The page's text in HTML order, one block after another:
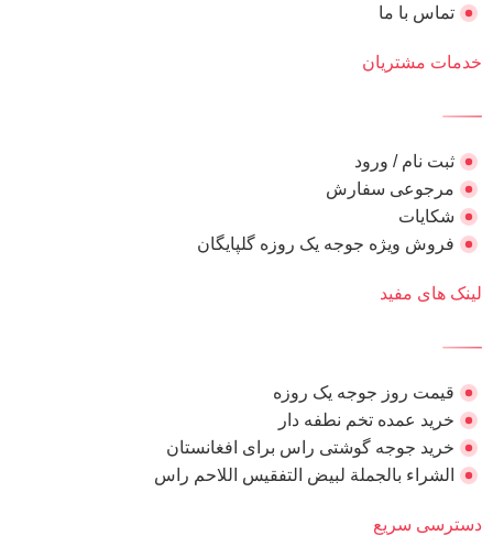
تماس با ما
خدمات مشتریان
ثبت نام / ورود
مرجوعی سفارش
شکایات
فروش ویژه جوجه یک روزه گلپایگان
لینک های مفید
قیمت روز جوجه یک روزه
خرید عمده تخم نطفه دار
خرید جوجه گوشتی راس برای افغانستان
الشراء بالجملة لبيض التفقيس اللاحم راس
دسترسی سریع